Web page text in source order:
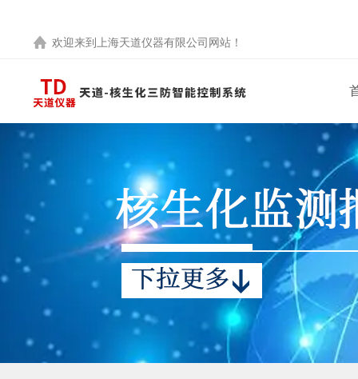
欢迎来到 上海天道仪器有限公司 网站！